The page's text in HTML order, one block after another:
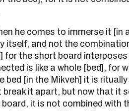
itself, and not the
for the short board
is like a whole [bed], for
bed [in the Mikveh] it is ritually
break it apart, but now that it
board, it is not combined with